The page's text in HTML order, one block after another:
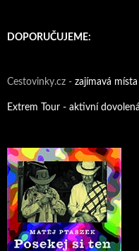
DOPORUČUJEME:
Cestovinky.cz - zajímavá
Extrem Tour - aktivní